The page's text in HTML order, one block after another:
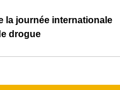
la journée internationale
drogue